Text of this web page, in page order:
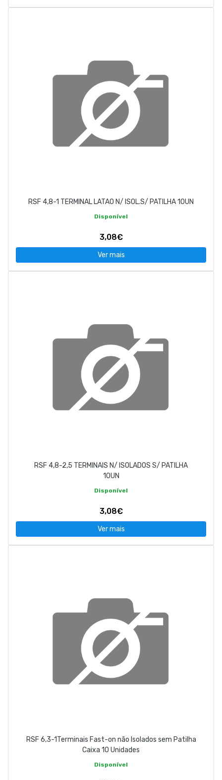
RSF 4,8-1 TERMINAL LATAO N/ ISOL.S/ PATILHA 10UN
Disponível
3,08€
Ver mais
RSF 4,8-2,5 TERMINAIS N/ ISOLADOS S/ PATILHA
10UN
Disponível
3,08€
Ver mais
RSF 6,3-1Terminais Fast-on não Isolados sem Patilha
Caixa 10 Unidades
Disponível